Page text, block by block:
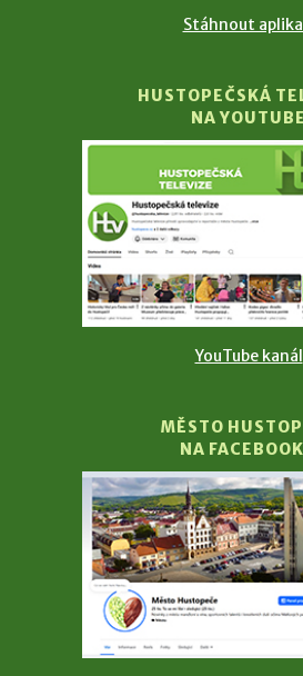
Stáhnout
HUSTOPEČSKÁ
NA YOUTUBE
YouTube kanál
MĚSTO
NA